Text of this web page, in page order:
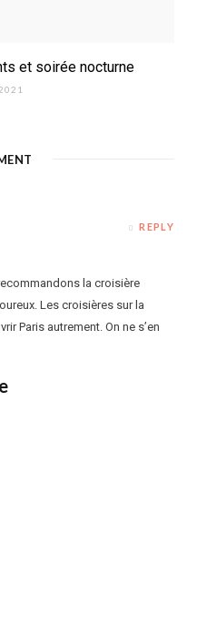
et soirée nocturne
REPLY
la croisière
Les croisières sur la
Paris autrement. On ne s’en